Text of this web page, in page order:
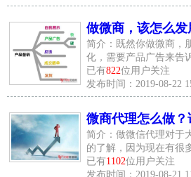
做微商，该怎么
简介：既然你做微商，
化，需要产品广告来告
已有822位用户关注
发布时间：2019-08-22
微商代理怎么做？
简介：做微信代理对于
的了解，因为现在有很
已有1102位用户关注
发布时间：2019-08-21